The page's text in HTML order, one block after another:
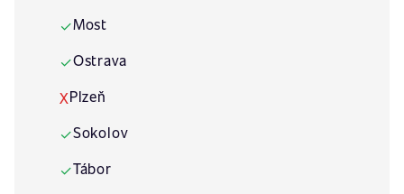
✓Most
✓Ostrava
XPlzeň
✓Sokolov
✓Tábor